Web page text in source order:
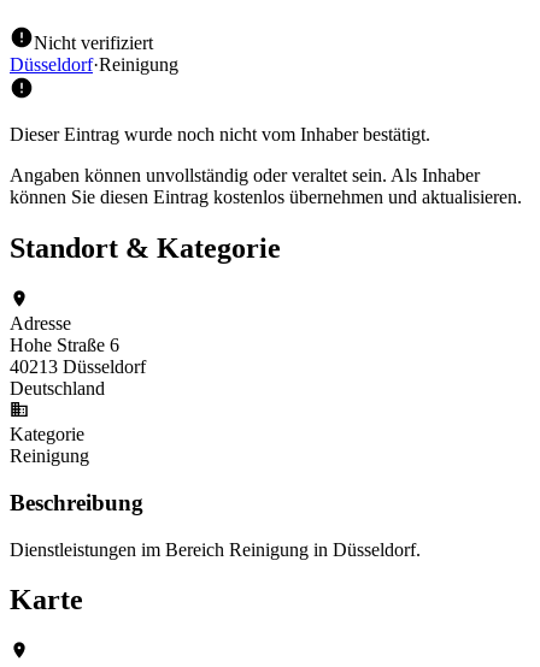
Nicht verifiziert
Düsseldorf·Reinigung
Dieser Eintrag wurde noch nicht vom Inhaber bestätigt.
Angaben können unvollständig oder veraltet sein. Als Inhaber
können Sie diesen Eintrag kostenlos übernehmen und aktualisieren.
Standort & Kategorie
Adresse
Hohe Straße 6
40213 Düsseldorf
Deutschland
Kategorie
Reinigung
Beschreibung
Dienstleistungen im Bereich Reinigung in Düsseldorf.
Karte